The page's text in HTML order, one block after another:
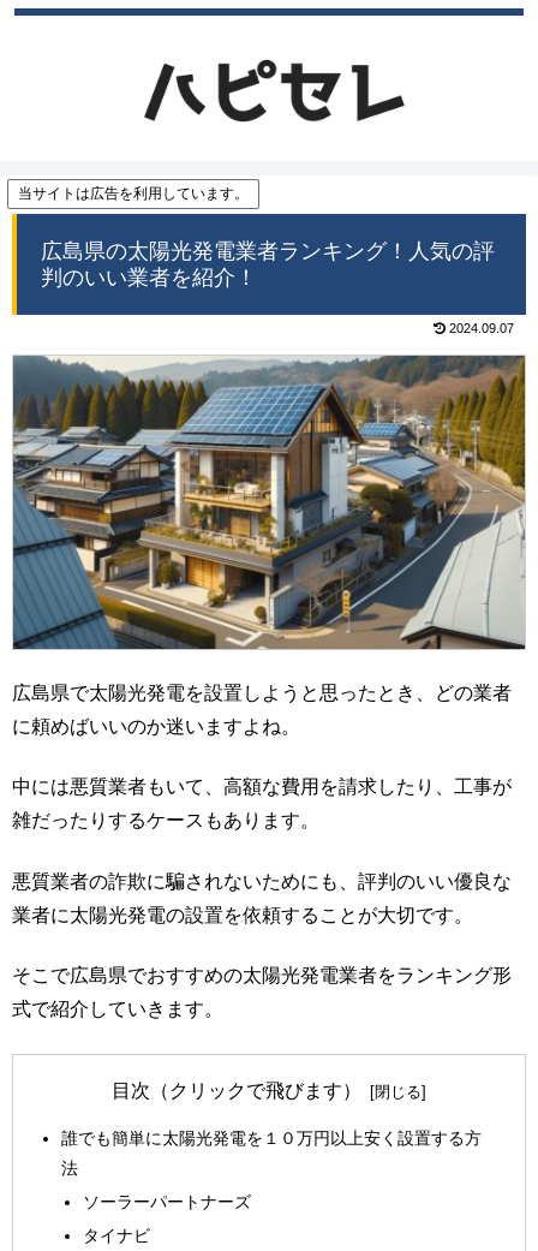
当サイトは広告を利用しています。
広島県の太陽光発電業者ランキング！人気の評
判のいい業者を紹介！
2024.09.07
広島県で太陽光発電を設置しようと思ったとき、どの業者
に頼めばいいのか迷いますよね。
中には悪質業者もいて、高額な費用を請求したり、工事が
雑だったりするケースもあります。
悪質業者の詐欺に騙されないためにも、評判のいい優良な
業者に太陽光発電の設置を依頼することが大切です。
そこで広島県でおすすめの太陽光発電業者をランキング形
式で紹介していきます。
目次（クリックで飛びます）
誰でも簡単に太陽光発電を１０万円以上安く設置する方
法
ソーラーパートナーズ
タイナビ